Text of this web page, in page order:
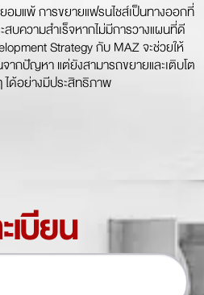
อมแพ้ การขยายแฟรนไชส์เป็นทางออกที่
สบความสำเร็จหากไม่มีการวางแผนที่ดี
Strategy กับ MAZ จะช่วยให้
กปัญหา แต่ยังสามารถขยายและเติบโต
ได้อย่างมีประสิทธิภาพ
เบียน